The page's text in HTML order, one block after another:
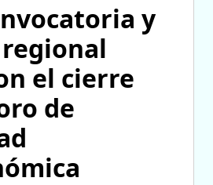
y
el cierre
de